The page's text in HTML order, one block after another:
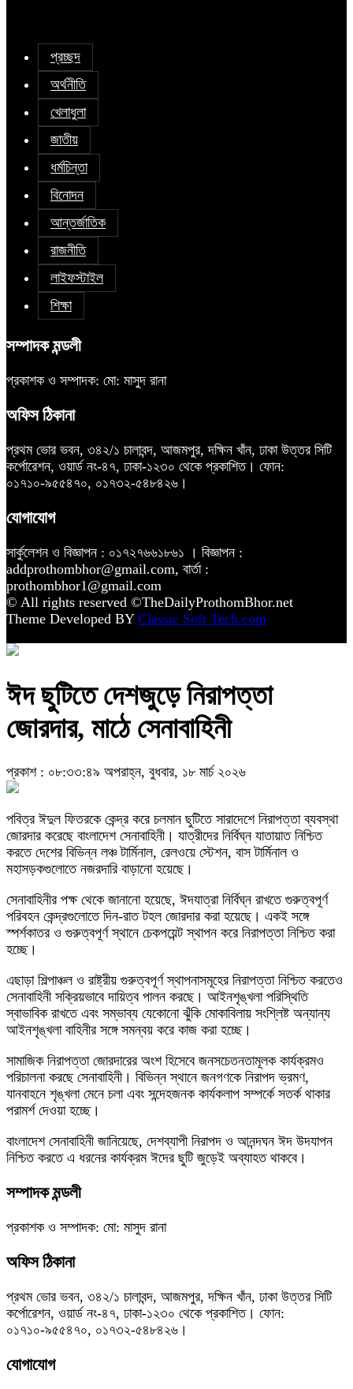
প্রচ্ছদ
অর্থনীতি
খেলাধুলা
জাতীয়
ধর্মচিন্তা
বিনোদন
আন্তর্জাতিক
রাজনীতি
লাইফস্টাইল
শিক্ষা
সম্পাদক মন্ডলী
প্রকাশক ও সম্পাদক: মো: মাসুদ রানা
অফিস ঠিকানা
প্রথম ভোর ভবন, ৩৪২/১ চালাবন্দ, আজমপুর, দক্ষিন খাঁন, ঢাকা উত্তর সিটি
কর্পোরেশন, ওয়ার্ড নং-৪৭, ঢাকা-১২৩০ থেকে প্রকাশিত। ফোন:
০১৭১০-৯৫৫৪৭০, ০১৭৩২-৫৪৮৪২৬।
যোগাযোগ
সার্কুলেশন ও বিজ্ঞাপন : ০১৭২৭৬৬১৮৬১ । বিজ্ঞাপন :
addprothombhor@gmail.com, বার্তা :
prothombhor1@gmail.com
© All rights reserved ©TheDailyProthomBhor.net
Theme Developed BY Classic Soft Tech.com
ঈদ ছুটিতে দেশজুড়ে নিরাপত্তা
জোরদার, মাঠে সেনাবাহিনী
প্রকাশ : ০৮:৩৩:৪৯ অপরাহ্ন, বুধবার, ১৮ মার্চ ২০২৬
পবিত্র ঈদুল ফিতরকে কেন্দ্র করে চলমান ছুটিতে সারাদেশে নিরাপত্তা ব্যবস্থা
জোরদার করেছে বাংলাদেশ সেনাবাহিনী। যাত্রীদের নির্বিঘ্ন যাতায়াত নিশ্চিত
করতে দেশের বিভিন্ন লঞ্চ টার্মিনাল, রেলওয়ে স্টেশন, বাস টার্মিনাল ও
মহাসড়কগুলোতে নজরদারি বাড়ানো হয়েছে।
সেনাবাহিনীর পক্ষ থেকে জানানো হয়েছে, ঈদযাত্রা নির্বিঘ্ন রাখতে গুরুত্বপূর্ণ
পরিবহন কেন্দ্রগুলোতে দিন-রাত টহল জোরদার করা হয়েছে। একই সঙ্গে
স্পর্শকাতর ও গুরুত্বপূর্ণ স্থানে চেকপয়েন্ট স্থাপন করে নিরাপত্তা নিশ্চিত করা
হচ্ছে।
এছাড়া শিল্পাঞ্চল ও রাষ্ট্রীয় গুরুত্বপূর্ণ স্থাপনাসমূহের নিরাপত্তা নিশ্চিত করতেও
সেনাবাহিনী সক্রিয়ভাবে দায়িত্ব পালন করছে। আইনশৃঙ্খলা পরিস্থিতি
স্বাভাবিক রাখতে এবং সম্ভাব্য যেকোনো ঝুঁকি মোকাবিলায় সংশ্লিষ্ট অন্যান্য
আইনশৃঙ্খলা বাহিনীর সঙ্গে সমন্বয় করে কাজ করা হচ্ছে।
সামাজিক নিরাপত্তা জোরদারের অংশ হিসেবে জনসচেতনতামূলক কার্যক্রমও
পরিচালনা করছে সেনাবাহিনী। বিভিন্ন স্থানে জনগণকে নিরাপদ ভ্রমণ,
যানবাহনে শৃঙ্খলা মেনে চলা এবং সন্দেহজনক কার্যকলাপ সম্পর্কে সতর্ক থাকার
পরামর্শ দেওয়া হচ্ছে।
বাংলাদেশ সেনাবাহিনী জানিয়েছে, দেশব্যাপী নিরাপদ ও আনন্দঘন ঈদ উদযাপন
নিশ্চিত করতে এ ধরনের কার্যক্রম ঈদের ছুটি জুড়েই অব্যাহত থাকবে।
সম্পাদক মন্ডলী
প্রকাশক ও সম্পাদক: মো: মাসুদ রানা
অফিস ঠিকানা
প্রথম ভোর ভবন, ৩৪২/১ চালাবন্দ, আজমপুর, দক্ষিন খাঁন, ঢাকা উত্তর সিটি
কর্পোরেশন, ওয়ার্ড নং-৪৭, ঢাকা-১২৩০ থেকে প্রকাশিত। ফোন:
০১৭১০-৯৫৫৪৭০, ০১৭৩২-৫৪৮৪২৬।
যোগাযোগ